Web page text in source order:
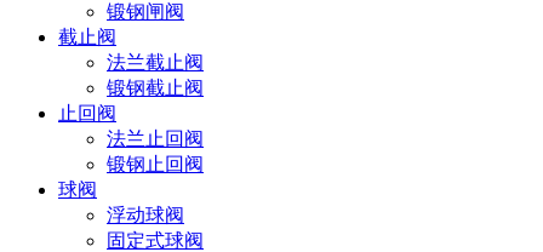
锻钢闸阀
截止阀
法兰截止阀
锻钢截止阀
止回阀
法兰止回阀
锻钢止回阀
球阀
浮动球阀
固定式球阀